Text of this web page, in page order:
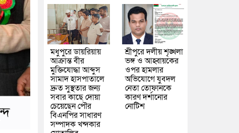
মধুপুরে ডায়রিয়ায়
আক্রান্ত বীর
মুক্তিযোদ্ধা আব্দুস
সামাদ হাসপাতালে
দ্রুত সুস্থতার জন্য
সবার কাছে দোয়া
চেয়েছেন পৌর
বিএনপির সাধারণ
সম্পাদক খন্দকার
শ্রীপুরে দলীয় শৃঙ্খলা
ভঙ্গ ও আহ্বায়কের
ওপর হামলার
অভিযোগে যুবদল
নেতা তোফানকে
কারণ দর্শানোর
নোটিশ